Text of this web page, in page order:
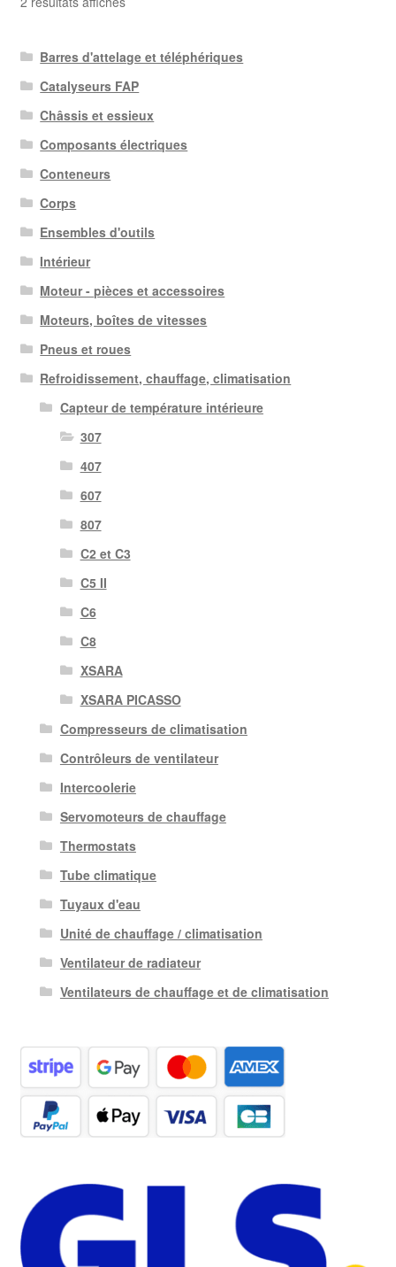
récent
au
plus
ancien
Barres d'attelage et téléphériques
Catalyseurs FAP
Châssis et essieux
Composants électriques
Conteneurs
Corps
Ensembles d'outils
Intérieur
Moteur - pièces et accessoires
Moteurs, boîtes de vitesses
Pneus et roues
Refroidissement, chauffage, climatisation
Capteur de température intérieure
307
407
607
807
C2 et C3
C5 II
C6
C8
XSARA
XSARA PICASSO
Compresseurs de climatisation
Contrôleurs de ventilateur
Intercoolerie
Servomoteurs de chauffage
Thermostats
Tube climatique
Tuyaux d'eau
Unité de chauffage / climatisation
Ventilateur de radiateur
Ventilateurs de chauffage et de climatisation